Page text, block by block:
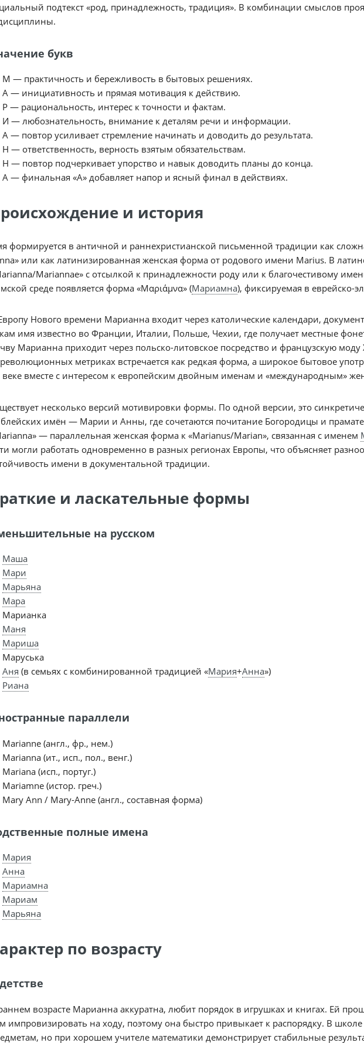
подтекст «род, принадлежность, традиция». В комбинации смыслов
букв
М — практичность и бережливость в бытовых решениях.
А — инициативность и прямая мотивация к действию.
Р — рациональность, интерес к точности и фактам.
И — любознательность, внимание к деталям речи и информации.
А — повтор усиливает стремление начинать и доводить до результата.
Н — ответственность, верность взятым обязательствам.
Н — повтор подчеркивает упорство и навык доводить планы до конца.
А — финальная «А» добавляет напор и ясный финал в действиях.
и история
формируется в античной и раннехристианской письменной традиции как
или как латинизированная женская форма от родового имени Marius. В
Mariannae» с отсылкой к принадлежности роду или к благочестивому
среде появляется форма «Μαριάμνα» (Мариамна), фиксируемая в еврейско-
Нового времени Марианна входит через католические календари,
имя известно во Франции, Италии, Польше, Чехии, где получает местные
Марианна приходит через польско-литовское посредство и французскую моду
метриках встречается как редкая форма, а широкое бытовое
веке вместе с интересом к европейским двойным именам и «международным»
несколько версий мотивировки формы. По одной версии, это
имён — Марии и Анны, где сочетаются почитание Богородицы и
— параллельная женская форма к «Marianus/Marian», связанная с именем
могли работать одновременно в разных регионах Европы, что объясняет
имени в документальной традиции.
и ласкательные формы
на русском
Маша
Мари
Марьяна
Мара
Марианка
Маня
Мариша
Маруська
Аня (в семьях с комбинированной традицией «Мария+Анна»)
Риана
параллели
Marianne (англ., фр., нем.)
Marianna (ит., исп., пол., венг.)
Mariana (исп., португ.)
Mariamne (истор. греч.)
Mary Ann / Mary-Anne (англ., составная форма)
полные имена
Мария
Анна
Мариамна
Мариам
Марьяна
по возрасту
возрасте Марианна аккуратна, любит порядок в игрушках и книгах. Ей
импровизировать на ходу, поэтому она быстро привыкает к распорядку. В
но при хорошем учителе математики демонстрирует стабильные